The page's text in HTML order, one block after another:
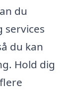
du
services
du kan
Hold dig